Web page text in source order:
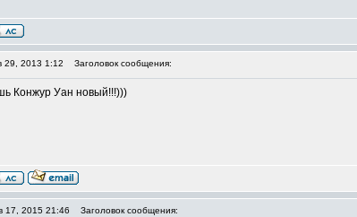
29, 2013 1:12 Заголовок сообщения:
Конжур Уан новый!!!)))
17, 2015 21:46 Заголовок сообщения: